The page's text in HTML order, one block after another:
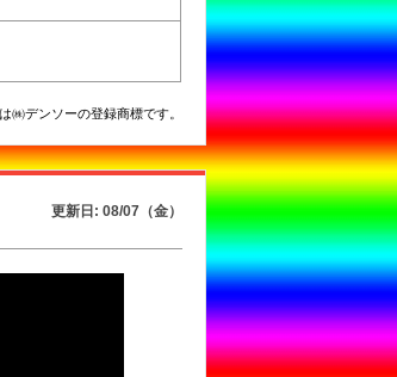
㈱デンソーの登録商標です。
更新日: 08/07（金）